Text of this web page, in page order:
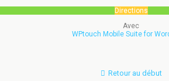
Directions
Avec
WPtouch Mobile Suite for
Retour au début